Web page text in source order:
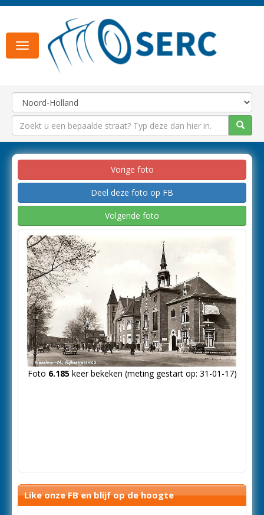
Toggle
navigation
Vorige foto
Deel deze foto op FB
Volgende foto
Foto 6.185keer bekeken (meting gestart op: 31-01-17)
Like onze FB en blijf op de hoogte